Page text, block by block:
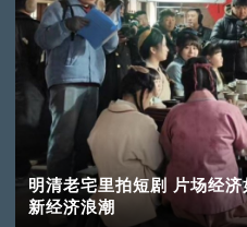
明清老宅里拍短剧 片场经济
新经济浪潮